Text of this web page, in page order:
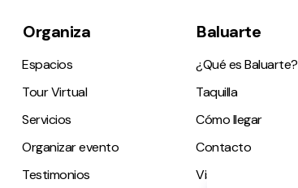
Organiza
Espacios
Tour Virtual
Servicios
Organizar evento
Testimonios
Baluarte
¿Qué es Baluarte?
Taquilla
Cómo llegar
Contacto
Visitas guiadas